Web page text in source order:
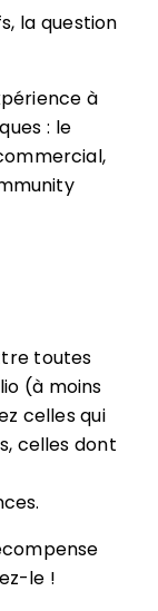
la question
à
: le
toutes
(à moins
celles qui
celles dont
le !